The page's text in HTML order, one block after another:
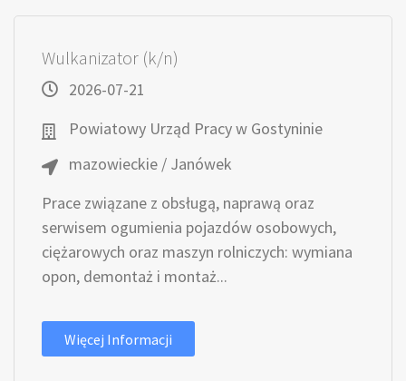
Wulkanizator (k/n)
2026-07-21
Powiatowy Urząd Pracy w Gostyninie
mazowieckie / Janówek
Prace związane z obsługą, naprawą oraz
serwisem ogumienia pojazdów osobowych,
ciężarowych oraz maszyn rolniczych: wymiana
opon, demontaż i montaż...
Więcej Informacji